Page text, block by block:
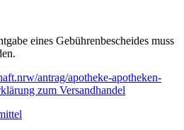
eines Gebührenbescheides muss
antrag/apotheke-apotheken-
zum Versandhandel